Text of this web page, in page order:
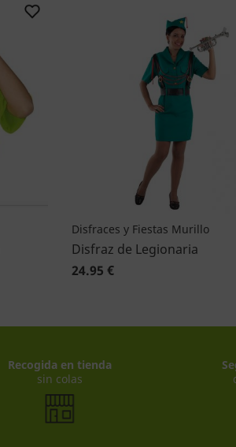
Disfraces y Fiestas Murillo
Disfraz de Legionaria
24.95 €
Recogida en tienda
sin colas